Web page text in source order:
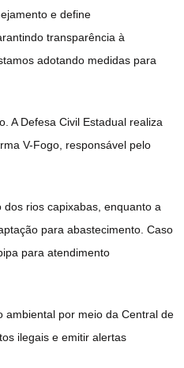
e define
transparência à
adotando medidas para
A Defesa Civil Estadual realiza
V-Fogo, responsável pelo
rios capixabas, enquanto a
para abastecimento. Caso
para atendimento
ambiental por meio da Central de
ilegais e emitir alertas